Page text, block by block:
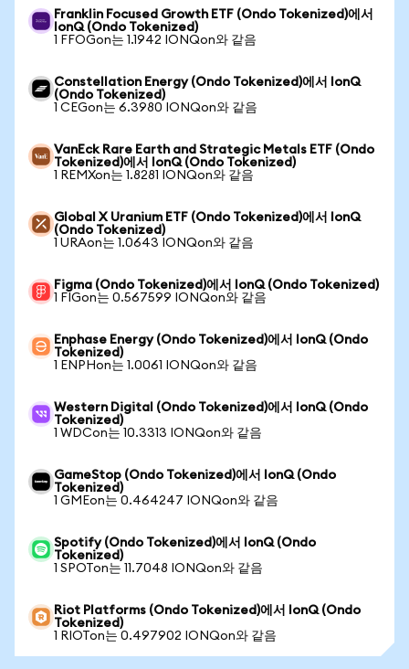
Franklin Focused Growth ETF (Ondo Tokenized)에서
IonQ (Ondo Tokenized)
1 FFOGon는 1.1942 IONQon와 같음
Constellation Energy (Ondo Tokenized)에서 IonQ
(Ondo Tokenized)
1 CEGon는 6.3980 IONQon와 같음
VanEck Rare Earth and Strategic Metals ETF (Ondo
Tokenized)에서 IonQ (Ondo Tokenized)
1 REMXon는 1.8281 IONQon와 같음
Global X Uranium ETF (Ondo Tokenized)에서 IonQ
(Ondo Tokenized)
1 URAon는 1.0643 IONQon와 같음
Figma (Ondo Tokenized)에서 IonQ (Ondo Tokenized)
1 FIGon는 0.567599 IONQon와 같음
Enphase Energy (Ondo Tokenized)에서 IonQ (Ondo
Tokenized)
1 ENPHon는 1.0061 IONQon와 같음
Western Digital (Ondo Tokenized)에서 IonQ (Ondo
Tokenized)
1 WDCon는 10.3313 IONQon와 같음
GameStop (Ondo Tokenized)에서 IonQ (Ondo
Tokenized)
1 GMEon는 0.464247 IONQon와 같음
Spotify (Ondo Tokenized)에서 IonQ (Ondo
Tokenized)
1 SPOTon는 11.7048 IONQon와 같음
Riot Platforms (Ondo Tokenized)에서 IonQ (Ondo
Tokenized)
1 RIOTon는 0.497902 IONQon와 같음